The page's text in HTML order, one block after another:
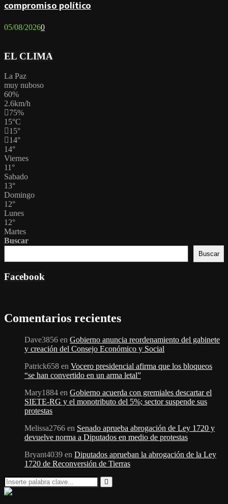
compromiso político
05/08/20260
EL CLIMA
La Paz
muy nuboso
60%
2.6km/h
75%
15°C
15°
14°
14°
Viernes
11 °
Sabado
13°
Domingo
12°
Lunes
12°
Martes
Buscar
Buscar
Facebook
Comentarios recientes
Dave3856 en Gobierno anuncia reordenamiento del gabinete
y creación del Consejo Económico y Social
Patrick658 en Vocero presidencial afirma que los bloqueos
“se han convertido en un arma letal”
Mary1884 en Gobierno acuerda con gremiales descartar el
SIETE-RG y el monotributo del 5%; sector suspende sus
protestas
Melissa2766 en Senado aprueba abrogación de Ley 1720 y
devuelve norma a Diputados en medio de protestas
Bryant4039 en Diputados aprueban la abrogación de la Ley
1720 de Reconversión de Tierras
Search
for:
Search